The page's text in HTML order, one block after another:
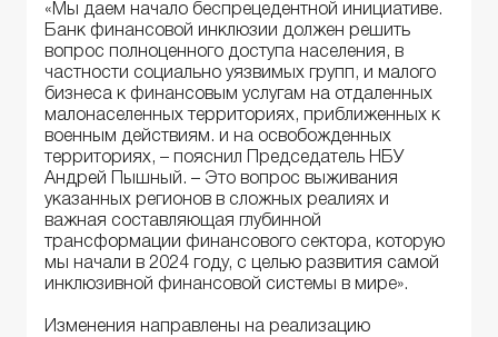
«Мы даем начало беспрецедентной инициативе.
Банк финансовой инклюзии должен решить
вопрос полноценного доступа населения, в
частности социально уязвимых групп, и малого
бизнеса к финансовым услугам на отдаленных
малонаселенных территориях, приближенных к
военным действиям. и на освобожденных
территориях, – пояснил Председатель НБУ
Андрей Пышный. – Это вопрос выживания
указанных регионов в сложных реалиях и
важная составляющая глубинной
трансформации финансового сектора, которую
мы начали в 2024 году, с целью развития самой
инклюзивной финансовой системы в мире».
Изменения направлены на реализацию